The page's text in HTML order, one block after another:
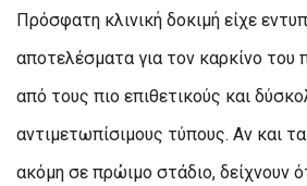
Πρόσφατη κλινική δοκιμή είχε
αποτελέσματα για τον καρκίνο του
από τους πιο επιθετικούς και
αντιμετωπίσιμους τύπους. Αν και
ακόμη σε πρώιμο στάδιο, δείχνουν